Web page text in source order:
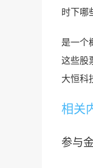
时下哪
是一个
这些股
大恒科
相关
参与